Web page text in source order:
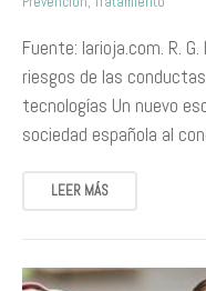
Fuente: larioja.com. R.
riesgos de las
tecnologías Un nuevo
sociedad española al
LEER MÁS